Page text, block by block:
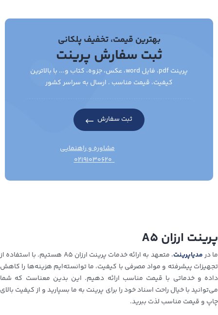
بهترین قیمت، تخفیف پلکانی
ثبت سفارش پرینت
پرینت pdf، فایل word، عکس، جزوه، کتاب و... با بالاترین
کیفیت، قیمت مناسب . ارسال به سراسر کشور
ثبت سفارش
مشاوره و راهنمایی
۰۲۱۹۱۰۳۰۶۲۰
پرینت ارزان A5
ما درمدیاپرینت
، متعهد به ارائه خدمات پرینت ارزان A5 هستیم. با استفاده از
تجهیزات پیشرفته و مواد مصرفی با کیفیت، ما توانسته‌ایم هزینه‌ها را کاهش
داده و خدماتی با قیمت مناسب ارائه دهیم. این بدین معناست که شما
می‌توانید با خیال راحت اسناد خود را برای پرینت به ما بسپارید و از کیفیت بالای
چاپ و قیمت مناسب لذت ببرید.